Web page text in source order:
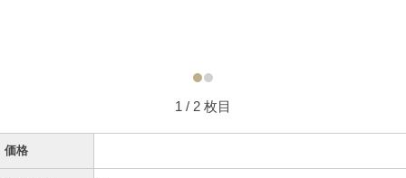
1 / 2 枚目
価格